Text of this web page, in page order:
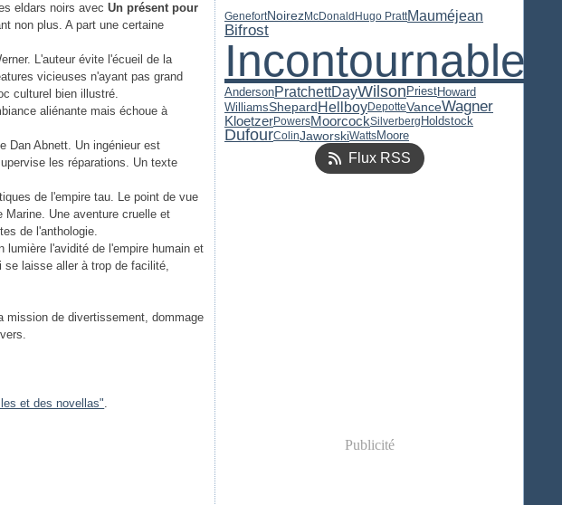
eldars noirs avecUn présent pour
non plus. A part une certaine
L'auteur évite l'écueil de la
vicieuses n'ayant pas grand
culturel bien illustré.
aliénante mais échoue à
Dan Abnett. Un ingénieur est
les réparations. Un texte
de l'empire tau. Le point de vue
Une aventure cruelle et
de l'anthologie.
lumière l'avidité de l'empire humain et
se laisse aller à trop de facilité,
mission de divertissement, dommage
et des novellas".
GenefortNoirezMcDonaldHugo PrattMauméjean
Bifrost
Incontournable
AndersonPratchettDayWilson PriestHoward
WilliamsShepard HellboyDepotteVanceWagner
KloetzerPowersMoorcockSilverberg Holdstock
DufourColinJaworskiWattsMoore
Flux RSS
Publicité